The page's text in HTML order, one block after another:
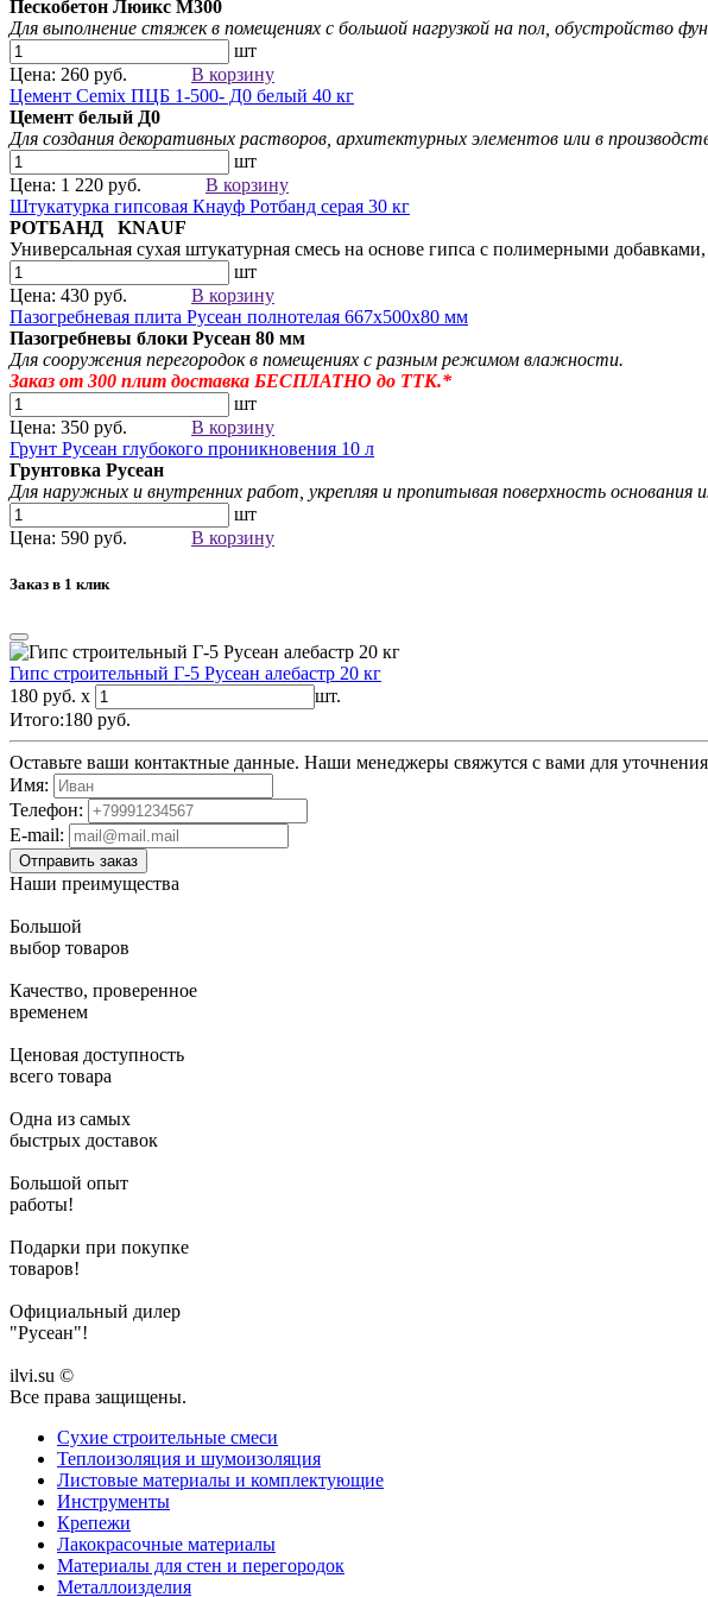
Пескобетон Люикс М300
Для выполнение стяжек в помещениях с большой нагрузкой на пол, обустройство
шт
Цена: 260 руб.
В корзину
Цемент Cemix ПЦБ 1-500- Д0 белый 40 кг
Цемент белый Д0
Для создания декоративных растворов , архитектурных элементов или в
шт
Цена: 1 220 руб.
В корзину
Штукатурка гипсовая Кнауф Ротбанд серая 30 кг
РОТБАНД KNAUF
Универсальная сухая штукатурная смесь на основе гипса с полимерными
шт
Цена: 430 руб.
В корзину
Пазогребневая плита Русеан полнотелая 667х500х80 мм
Пазогребневы блоки Русеан 80 мм
Для сооружения перегородок в помещениях с разным режимом влажности.
Заказ от 300 плит доставка БЕСПЛАТНО до ТТК.*
шт
Цена: 350 руб.
В корзину
Грунт Русеан глубокого проникновения 10 л
Грунтовка Русеан
Для наружных и внутренних работ, укрепляя и пропитывая поверхность основания
шт
Цена: 590 руб.
В корзину
Заказ в 1 клик
Гипс строительный Г-5 Русеан алебастр 20 кг
180 руб. x
шт.
Итого:180 руб.
Оставьте ваши контактные данные. Наши менеджеры свяжутся с вами для уточнения
Имя:
Телефон:
E-mail:
Наши преимущества
Большой
выбор товаров
Качество, проверенное
временем
Ценовая доступность
всего товара
Одна из самых
быстрых доставок
Большой опыт
работы!
Подарки при покупке
товаров!
Официальный дилер
"Русеан"!
ilvi.su ©
Все права защищены.
Сухие строительные смеси
Теплоизоляция и шумоизоляция
Листовые материалы и комплектующие
Инструменты
Крепежи
Лакокрасочные материалы
Материалы для стен и перегородок
Металлоизделия